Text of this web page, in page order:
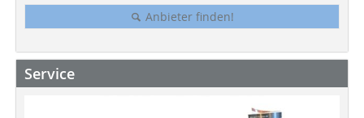
Anbieter finden!
Service